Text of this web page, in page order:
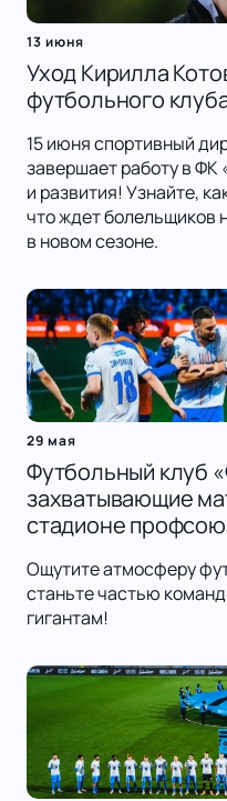
13 июня
Уход Кирилла
футбольного
15 июня спортивный
завершает работу в ФК
и развития! Узнайте,
что ждет болельщиков
в новом сезоне.
29 мая
Футбольный клуб
захватывающие
стадионе
Ощутите атмосферу
станьте частью
гигантам!